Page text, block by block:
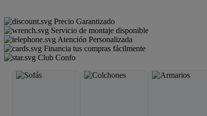
Precio Garantizado
Servicio de montaje disponible
Atención Personalizada
Financia tus compras fácilmente
Club Confo